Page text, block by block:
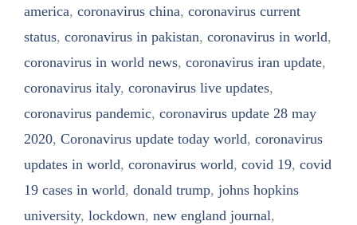
america, coronavirus china, coronavirus current
status, coronavirus in pakistan, coronavirus in world,
coronavirus in world news, coronavirus iran update,
coronavirus italy, coronavirus live updates,
coronavirus pandemic, coronavirus update 28 may
2020, Coronavirus update today world, coronavirus
updates in world, coronavirus world, covid 19, covid
19 cases in world, donald trump, johns hopkins
university, lockdown, new england journal,